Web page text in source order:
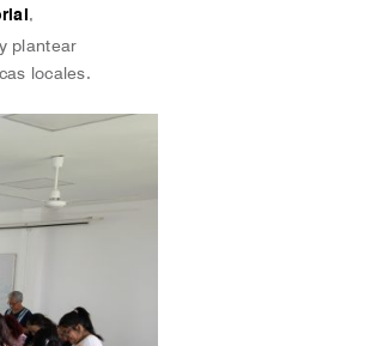
plantear
locales.